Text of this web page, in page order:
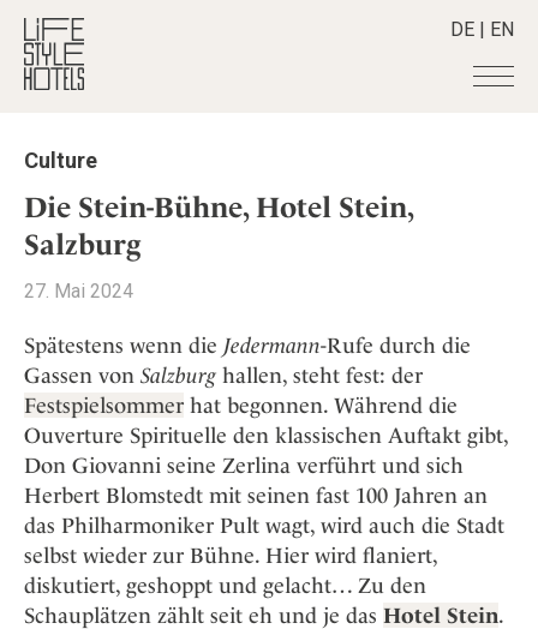
DE | EN
Hotels
Alle Hotels
Alpine Lifestyle
City
Countryside
Mindful Traveller
New Member
Wellness
Destinationen +
Alle Destinationen
Griechenland
Indien
Indonesien
Italien
Japan
Kroatien
Mexico
Niederlande
Stories +
Alle Stories
Aktiv & Wellness
Culture
Design & Architektur
Eat & Drink
Mindful Traveller
Osterkalender
Persönlichkeiten
Shop +
Alle Produkte
Lifestylehotels BOOK
The Stylemate Magazin/e
Gutschein/Voucher
Smart Traveller +
Alle Smart Deals
Smart Traveller
Newsletter Anmeldung
Newsletter
Become a member
+
Member Benefits
Register your Hotel
About us +
Mission Statement
Our Story
Career
Kontakt
Impressum
Culture
Die Stein-Bühne, Hotel Stein,
Salzburg
27. Mai 2024
Spätestens wenn die Jedermann-Rufe durch die
Gassen von Salzburg hallen, steht fest: der
Festspielsommer hat begonnen. Während die
Ouverture Spirituelle den klassischen Auftakt gibt,
Don Giovanni seine Zerlina verführt und sich
Herbert Blomstedt mit seinen fast 100 Jahren an
das Philharmoniker Pult wagt, wird auch die Stadt
selbst wieder zur Bühne. Hier wird flaniert,
diskutiert, geshoppt und gelacht… Zu den
Schauplätzen zählt seit eh und je das Hotel Stein.